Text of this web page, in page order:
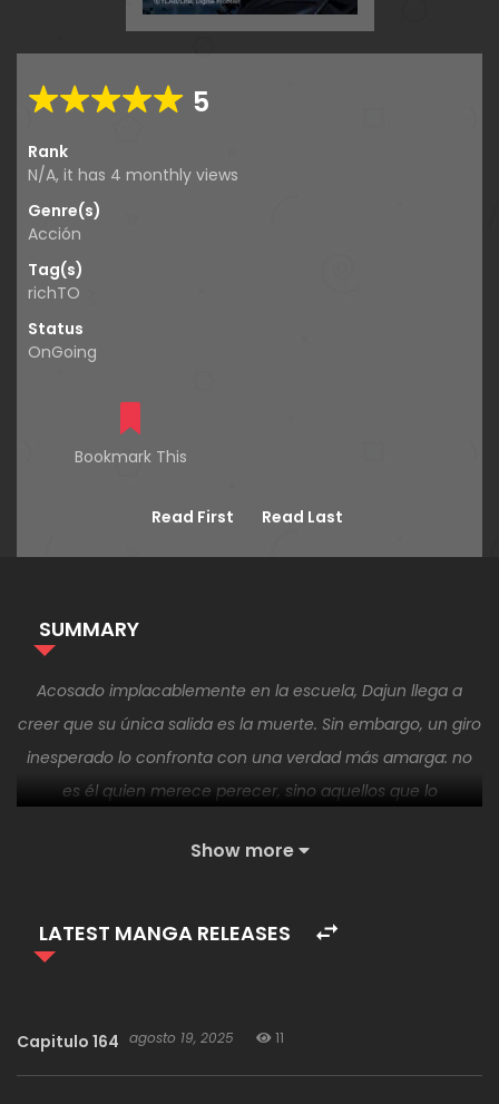
5
Rank
N/A, it has 4 monthly views
Genre(s)
Acción
Tag(s)
richTO
Status
OnGoing
Bookmark This
Read First Read Last
SUMMARY
Acosado implacablemente en la escuela, Dajun llega a
creer que su única salida es la muerte. Sin embargo, un giro
inesperado lo confronta con una verdad más amarga: no
es él quien merece perecer, sino aquellos que lo
enfrentamiento con sus agresores, Dajun se embarca en
escuela son solo la punta del iceberg de sus problemas,
ahora se enfrenta a enemigos mucho más peligrosos.
Show more
LATEST MANGA RELEASES
Capitulo 164 agosto 19, 2025 11